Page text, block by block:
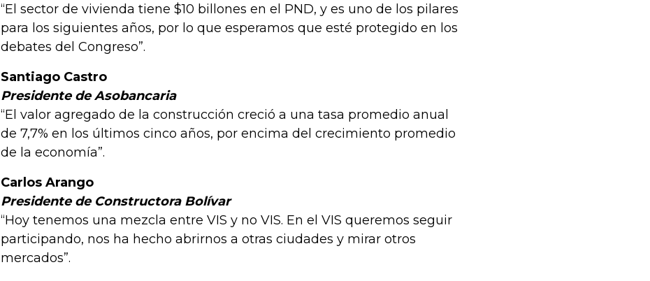
“El sector de vivienda tiene $10 billones en el PND, y es uno de los pilares
para los siguientes años, por lo que esperamos que esté protegido en los
debates del Congreso”.
Santiago Castro
Presidente de Asobancaria
“El valor agregado de la construcción creció a una tasa promedio anual
de 7,7% en los últimos cinco años, por encima del crecimiento promedio
de la economía”.
Carlos Arango
Presidente de Constructora Bolívar
“Hoy tenemos una mezcla entre VIS y no VIS. En el VIS queremos seguir
participando, nos ha hecho abrirnos a otras ciudades y mirar otros
mercados”.